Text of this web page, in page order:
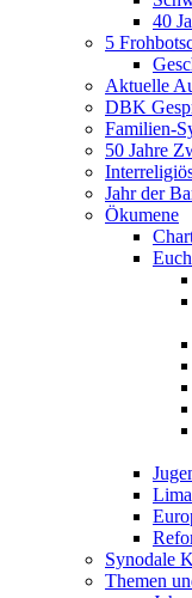
40
5
Aktuelle
DBK
Familien-
50 Jahre
Jahr der
Ökumene
Synodale
Themen